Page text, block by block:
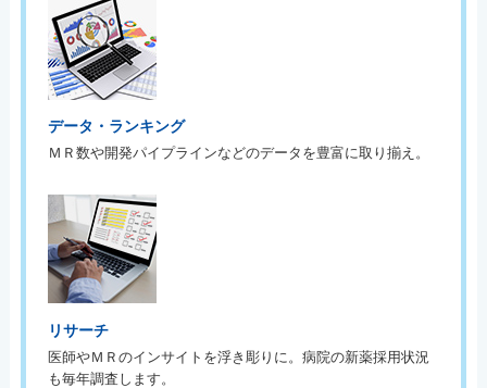
データ・ランキング
ＭＲ数や開発パイプラインなどのデータを豊富に取り揃え。
リサーチ
医師やＭＲのインサイトを浮き彫りに。病院の新薬採用状況
も毎年調査します。